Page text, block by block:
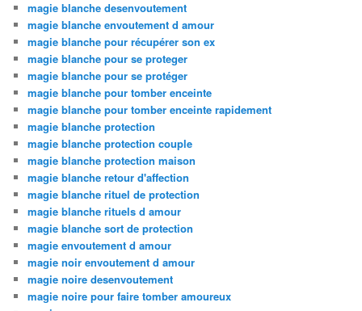
magie blanche desenvoutement
magie blanche envoutement d amour
magie blanche pour récupérer son ex
magie blanche pour se proteger
magie blanche pour se protéger
magie blanche pour tomber enceinte
magie blanche pour tomber enceinte rapidement
magie blanche protection
magie blanche protection couple
magie blanche protection maison
magie blanche retour d'affection
magie blanche rituel de protection
magie blanche rituels d amour
magie blanche sort de protection
magie envoutement d amour
magie noir envoutement d amour
magie noire desenvoutement
magie noire pour faire tomber amoureux